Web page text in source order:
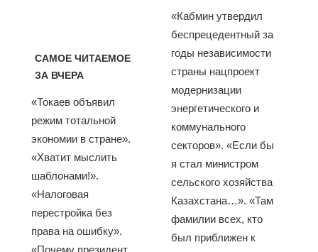
САМОЕ ЧИТАЕМОЕ
ЗА ВЧЕРА
«Токаев объявил
режим тотальной
экономии в стране».
«Хватит мыслить
шаблонами!».
«Налоговая
перестройка без
права на ошибку».
«Почему президент
«Кабмин утвердил
беспрецедентный за
годы независимости
страны нацпроект
модернизации
энергетического и
коммунального
секторов». «Если бы
я стал министром
сельского хозяйства
Казахстана…». «Там
фамилии всех, кто
был приближен к